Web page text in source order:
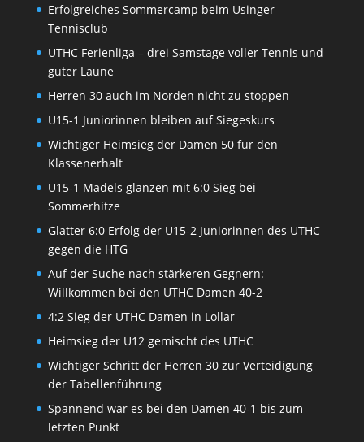
Erfolgreiches Sommercamp beim Usinger
Tennisclub
UTHC Ferienliga – drei Samstage voller Tennis und
guter Laune
Herren 30 auch im Norden nicht zu stoppen
U15-1 Juniorinnen bleiben auf Siegeskurs
Wichtiger Heimsieg der Damen 50 für den
Klassenerhalt
U15-1 Mädels glänzen mit 6:0 Sieg bei
Sommerhitze
Glatter 6:0 Erfolg der U15-2 Juniorinnen des UTHC
gegen die HTG
Auf der Suche nach stärkeren Gegnern:
Willkommen bei den UTHC Damen 40-2
4:2 Sieg der UTHC Damen in Lollar
Heimsieg der U12 gemischt des UTHC
Wichtiger Schritt der Herren 30 zur Verteidigung
der Tabellenführung
Spannend war es bei den Damen 40-1 bis zum
letzten Punkt